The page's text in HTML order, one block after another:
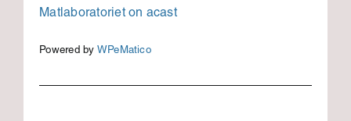
Matlaboratoriet​ on acast
Powered by WPeMatico